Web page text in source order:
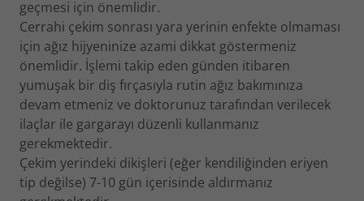
geçmesi için önemlidir.
Cerrahi çekim sonrası yara yerinin enfekte olmaması
için ağız hijyeninize azami dikkat göstermeniz
önemlidir. İşlemi takip eden günden itibaren
yumuşak bir diş fırçasıyla rutin ağız bakımınıza
devam etmeniz ve doktorunuz tarafından verilecek
ilaçlar ile gargarayı düzenli kullanmanız
gerekmektedir.
Çekim yerindeki dikişleri (eğer kendiliğinden eriyen
tip değilse) 7-10 gün içerisinde aldırmanız